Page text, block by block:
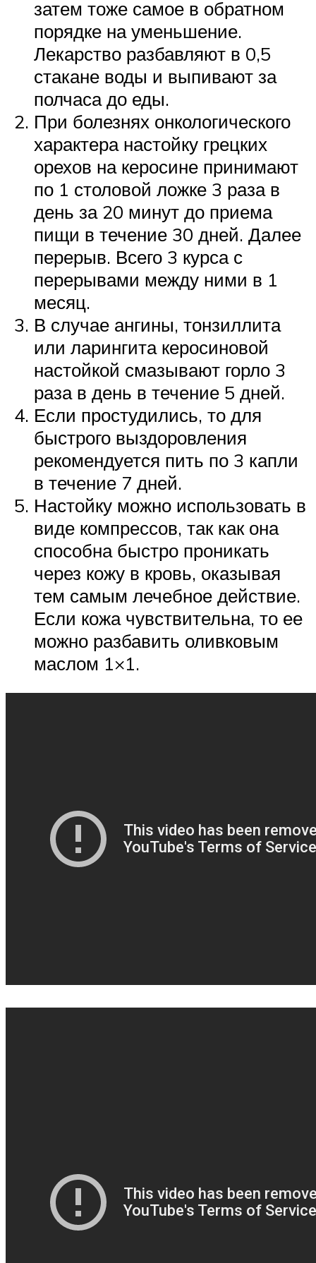
затем тоже самое в обратном
порядке на уменьшение.
Лекарство разбавляют в 0,5
стакане воды и выпивают за
полчаса до еды.
При болезнях онкологического
характера настойку грецких
орехов на керосине принимают
по 1 столовой ложке 3 раза в
день за 20 минут до приема
пищи в течение 30 дней. Далее
перерыв. Всего 3 курса с
перерывами между ними в 1
месяц.
В случае ангины, тонзиллита
или ларингита керосиновой
настойкой смазывают горло 3
раза в день в течение 5 дней.
Если простудились, то для
быстрого выздоровления
рекомендуется пить по 3 капли
в течение 7 дней.
Настойку можно использовать в
виде компрессов, так как она
способна быстро проникать
через кожу в кровь, оказывая
тем самым лечебное действие.
Если кожа чувствительна, то ее
можно разбавить оливковым
маслом 1×1.